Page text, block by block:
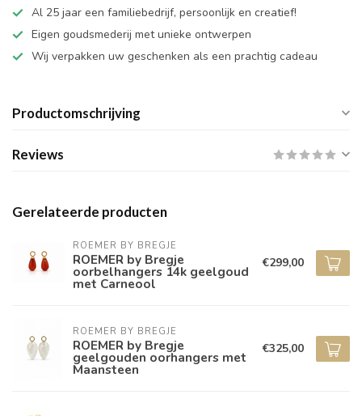
Al 25 jaar een familiebedrijf, persoonlijk en creatief!
Eigen goudsmederij met unieke ontwerpen
Wij verpakken uw geschenken als een prachtig cadeau
Productomschrijving
Reviews
Gerelateerde producten
ROEMER BY BREGJE
ROEMER by Bregje
oorbelhangers 14k geelgoud
met Carneool
€299,00
ROEMER BY BREGJE
ROEMER by Bregje
geelgouden oorhangers met
Maansteen
€325,00